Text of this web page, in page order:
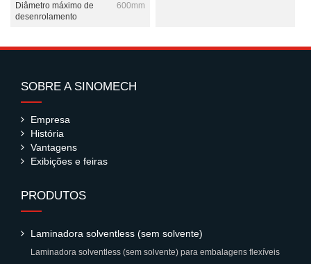
Diâmetro máximo de
desenrolamento
600mm
SOBRE A SINOMECH
Empresa
História
Vantagens
Exibições e feiras
PRODUTOS
Laminadora solventless (sem solvente)
Laminadora solventless (sem solvente) para embalagens flexíveis